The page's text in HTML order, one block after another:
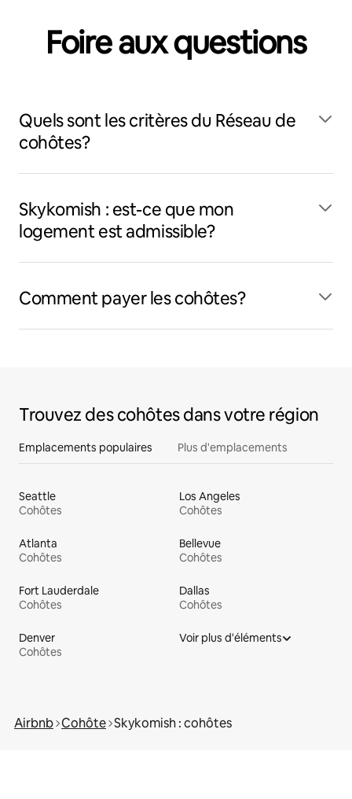
Foire aux questions
Quels sont les critères du Réseau de
cohôtes?
Skykomish : est-ce que mon
logement est admissible?
Comment payer les cohôtes?
Trouvez des cohôtes dans votre région
Emplacements populaires Plus d'emplacements
Seattle
Cohôtes
Los Angeles
Cohôtes
Atlanta
Cohôtes
Bellevue
Cohôtes
Fort Lauderdale
Cohôtes
Dallas
Cohôtes
Denver
Cohôtes
Voir plus d'éléments
Airbnb Cohôte Skykomish : cohôtes